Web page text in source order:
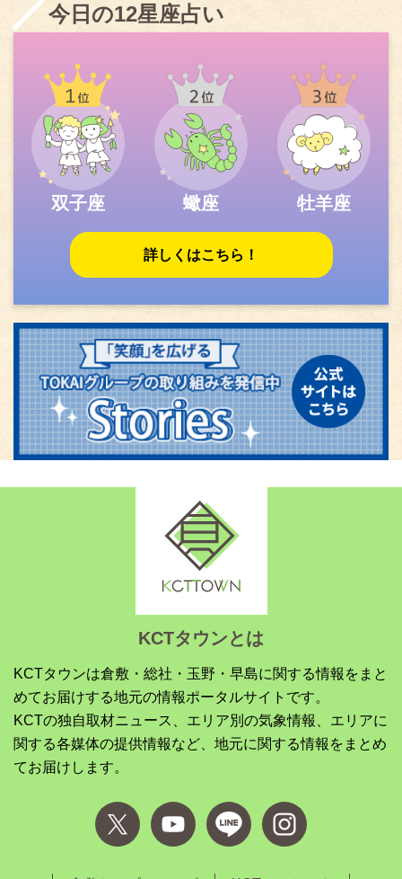
今日の12星座占い
双子座 蠍座 牡羊座
詳しくはこちら！
KCTタウンとは
KCTタウンは倉敷・総社・玉野・早島に関する情報をまと
めてお届けする地元の情報ポータルサイトです。
KCTの独自取材ニュース、エリア別の気象情報、エリアに
関する各媒体の提供情報など、地元に関する情報をまとめ
てお届けします。